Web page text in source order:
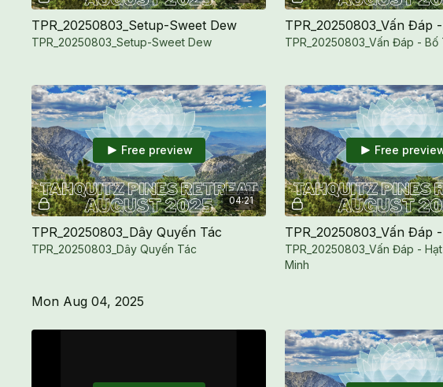
TPR_20250803_Setup-Sweet Dew
TPR_20250803_Setup-Sweet Dew
TPR_20250803_Vấn Đáp
TPR_20250803_Vấn Đáp - Bố
04:21
Free preview
TPR_20250803_Dây Quyến Tác
TPR_20250803_Dây Quyến Tác
Free
TPR_20250803_Vấn Đáp -
Minh
Mon Aug 04, 2025